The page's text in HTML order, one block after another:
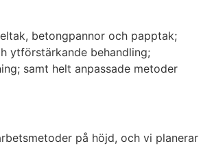
betongpannor och papptak;
ytförstärkande behandling;
samt helt anpassade metoder
på höjd, och vi planerar